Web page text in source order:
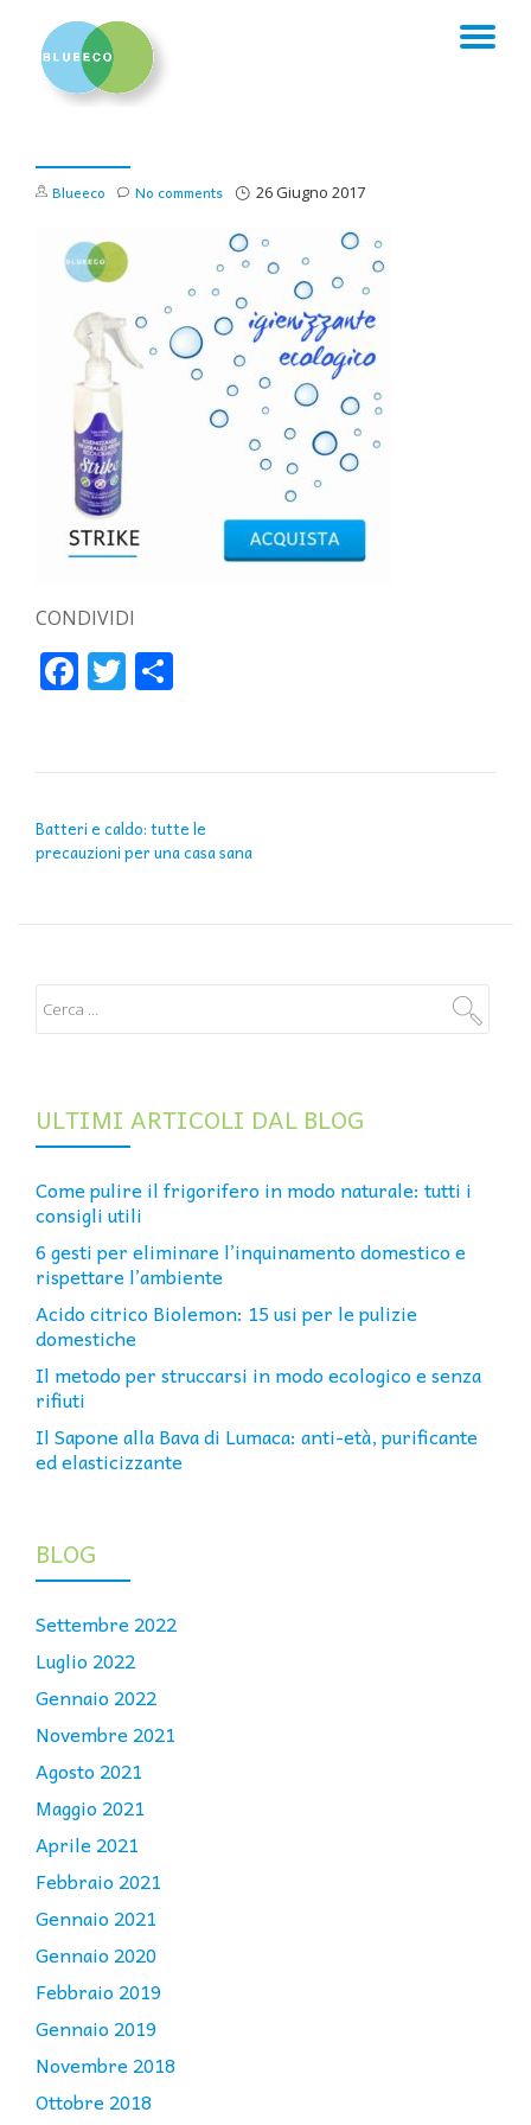
Blueeco 26 Giugno 2017
No comments
CONDIVIDI
FacebookTwitter
Batteri e caldo: tutte le
precauzioni per una casa sana
ULTIMI ARTICOLI DAL BLOG
Come pulire il frigorifero in modo naturale: tutti i
consigli utili
6 gesti per eliminare l’inquinamento domestico e
rispettare l’ambiente
Acido citrico Biolemon: 15 usi per le pulizie
domestiche
Il metodo per struccarsi in modo ecologico e senza
rifiuti
Il Sapone alla Bava di Lumaca: anti-età, purificante
ed elasticizzante
BLOG
Settembre 2022
Luglio 2022
Gennaio 2022
Novembre 2021
Agosto 2021
Maggio 2021
Aprile 2021
Febbraio 2021
Gennaio 2021
Gennaio 2020
Febbraio 2019
Gennaio 2019
Novembre 2018
Ottobre 2018